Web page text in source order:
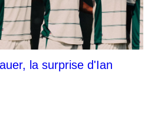
la surprise d'Ian